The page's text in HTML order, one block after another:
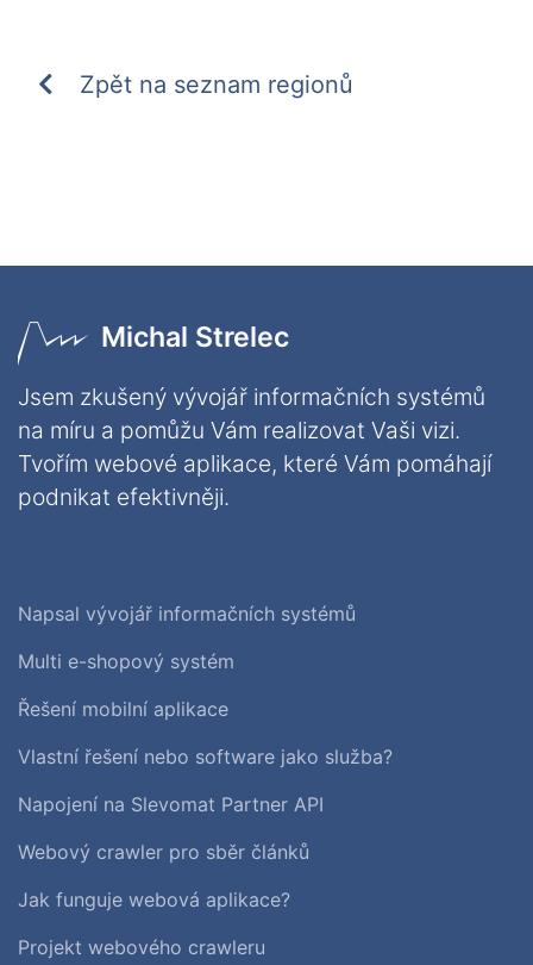
Zpět na seznam regionů
Michal Strelec
Jsem zkušený vývojář informačních systémů
na míru a pomůžu Vám realizovat Vaši vizi.
Tvořím webové aplikace, které Vám pomáhají
podnikat efektivněji.
Napsal vývojář informačních systémů
Multi e-shopový systém
Řešení mobilní aplikace
Vlastní řešení nebo software jako služba?
Napojení na Slevomat Partner API
Webový crawler pro sběr článků
Jak funguje webová aplikace?
Projekt webového crawleru